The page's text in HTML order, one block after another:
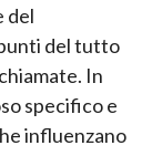
del
del tutto
In
specifico e
influenzano